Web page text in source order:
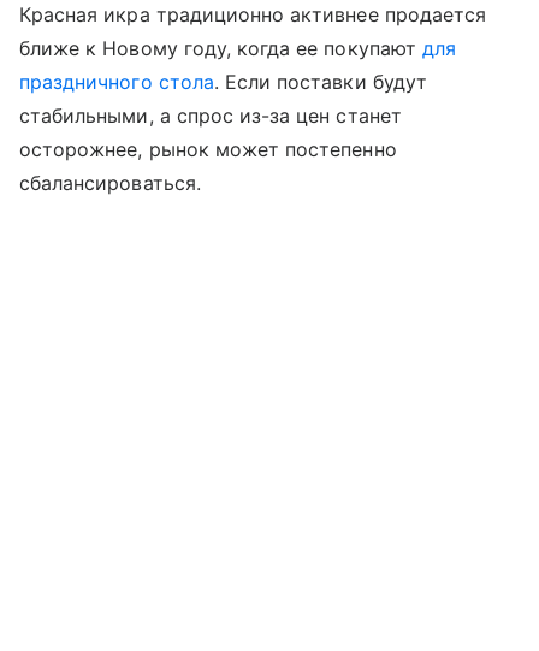
Красная икра традиционно активнее продается
ближе к Новому году, когда ее покупают для
праздничного стола. Если поставки будут
стабильными, а спрос из-за цен станет
осторожнее, рынок может постепенно
сбалансироваться.